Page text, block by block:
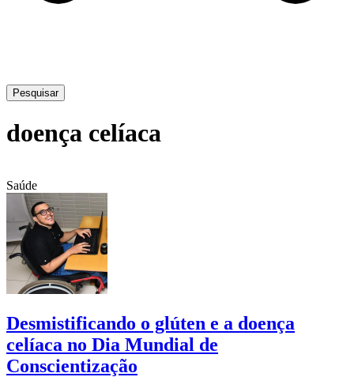
Pesquisar
doença celíaca
Saúde
Desmistificando o glúten e a doença
celíaca no Dia Mundial de
Conscientização